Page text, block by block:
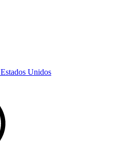
Unidos